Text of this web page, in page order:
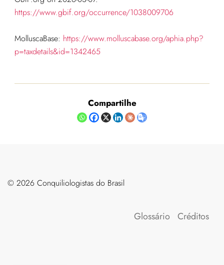
https://www.gbif.org/occurrence/1038009706
MolluscaBase: https://www.molluscabase.org/aphia.php?
p=taxdetails&id=1342465
Compartilhe
©️ 2026 Conquiliologistas do Brasil
Glossário Créditos